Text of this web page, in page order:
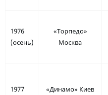
1976
(осень)
«Торпедо»
Москва
1977 «Динамо» Киев